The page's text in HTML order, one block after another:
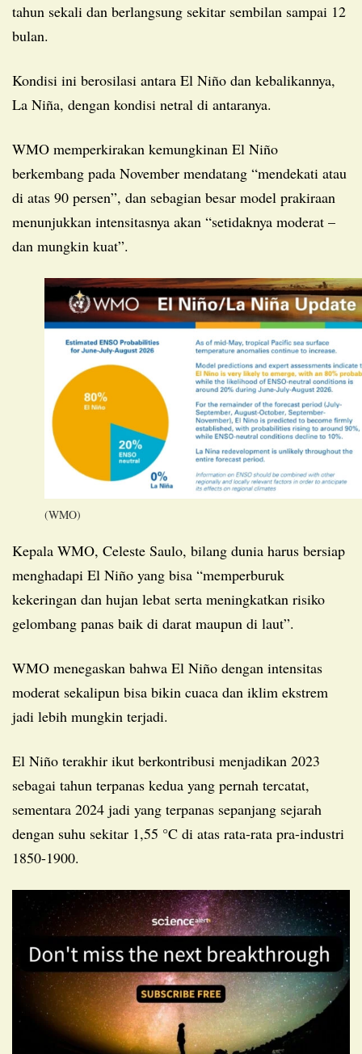
tahun sekali dan berlangsung sekitar sembilan sampai 12
bulan.
Kondisi ini berosilasi antara El Niño dan kebalikannya,
La Niña, dengan kondisi netral di antaranya.
WMO memperkirakan kemungkinan El Niño
berkembang pada November mendatang “mendekati atau
di atas 90 persen”, dan sebagian besar model prakiraan
menunjukkan intensitasnya akan “setidaknya moderat –
dan mungkin kuat”.
(WMO)
Kepala WMO, Celeste Saulo, bilang dunia harus bersiap
menghadapi El Niño yang bisa “memperburuk
kekeringan dan hujan lebat serta meningkatkan risiko
gelombang panas baik di darat maupun di laut”.
WMO menegaskan bahwa El Niño dengan intensitas
moderat sekalipun bisa bikin cuaca dan iklim ekstrem
jadi lebih mungkin terjadi.
El Niño terakhir ikut berkontribusi menjadikan 2023
sebagai tahun terpanas kedua yang pernah tercatat,
sementara 2024 jadi yang terpanas sepanjang sejarah
dengan suhu sekitar 1,55 °C di atas rata-rata pra-industri
1850-1900.